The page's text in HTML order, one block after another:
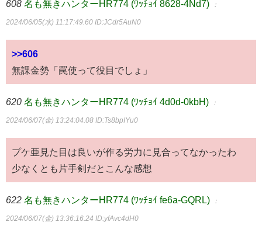
608 名も無きハンターHR774 (ﾜｯﾁｮｲ 8628-4Nd7) ：
2024/06/05(水) 11:17:49.60 ID:JCdr5AuN0
>>606
無課金勢「罠使って役目でしょ」
620 名も無きハンターHR774 (ﾜｯﾁｮｲ 4d0d-0kbH) ：
2024/06/07(金) 13:24:04.08 ID:Ts8bpIYu0
プケ亜見た目は良いが作る労力に見合ってなかったわ
少なくとも片手剣だとこんな感想
622 名も無きハンターHR774 (ﾜｯﾁｮｲ fe6a-GQRL) ：
2024/06/07(金) 13:36:16.24 ID:yfAvc4dH0